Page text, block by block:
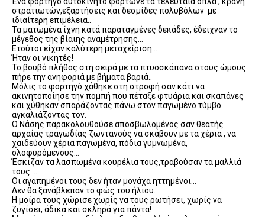
στρατιωτών,εξαρτήσεις και δεσμίδες πολυβόλων με
ιδιαίτερη επιμέλεια..
Τα ματωμένα ίχνη κατά παραταγμένες δεκάδες, έδειχναν το
μέγεθος της βίαιης αναμέτρησης…
Ετούτοι είχαν καλύτερη μεταχείριση…
Ήταν οι νικητές!
Το βουβό πλήθος στη σειρά με τα πτυοσκάπανα στους ώμους
πήρε την ανηφοριά με βήματα βαριά..
Μόλις το φορτηγό χάθηκε στη στροφή σαν κάτι να
ακινητοποίησε την πομπή που πέταξε φτυάρια και σκαπάνες
και χύθηκαν σπαράζοντας πάνω στον παγωμένο τύμβο
αγκαλιάζοντάς τον.
Ο Νάσης παρακολουθούσε αποσβωλομένος σαν θεατής
αρχαίας τραγωδίας ζωντανούς να σκάβουν με τα χέρια , να
χαϊδεύουν χέρια παγωμένα, πόδια γυμνωμένα,
ολοφυρόμενους…
Έσκιζαν τα λασπωμένα κουρέλια τους,τραβούσαν τα μαλλιά
τους….
Οι αγαπημένοι τους δεν ήταν μονάχα ηττημένοι…
Δεν θα ξανάβλεπαν το φώς του ήλιου.
Η μοίρα τους χώρισε χωρίς να τους ρωτήσει, χωρίς να
ζυγίσει, άδικα και σκληρά για πάντα!